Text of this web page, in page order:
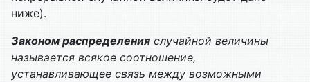
ниже).
Законом распределения случайной величины
называется всякое соотношение,
устанавливающее связь между возможными